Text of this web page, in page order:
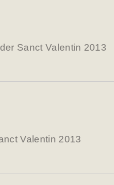
Sanct Valentin 2013
Valentin 2013